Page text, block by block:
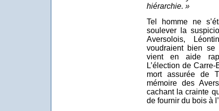
hiérarchie. »
Tel homme ne
soulever la
Aversolois,
voudraient bien se
vient en aide
L’élection de
mort assurée de
mémoire des
cachant la crainte
de fournir du bois à